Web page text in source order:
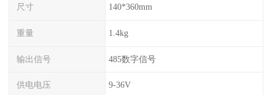
尺寸 140*360mm
重量 1.4kg
输出信号 485数字信号
供电电压 9-36V